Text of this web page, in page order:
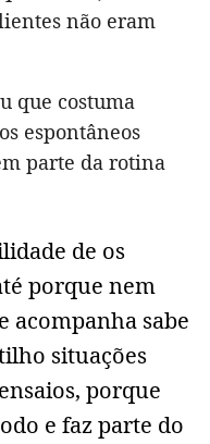
não eram
que costuma
espontâneos
parte da rotina
de os
porque nem
acompanha sabe
situações
porque
e faz parte do